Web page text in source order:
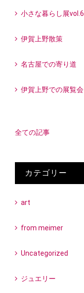
小さな暮らし展vol.6
伊賀上野散策
名古屋での寄り道
伊賀上野での展覧会
全ての記事
カテゴリー
art
from meimer
Uncategorized
ジュエリー